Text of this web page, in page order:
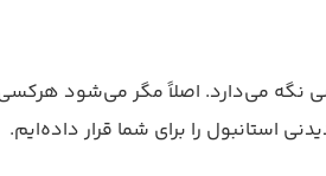
نگه می‌دارد. اصلاً مگر می‌شود
استانبول را برای شما قرار داده‌‌ایم.